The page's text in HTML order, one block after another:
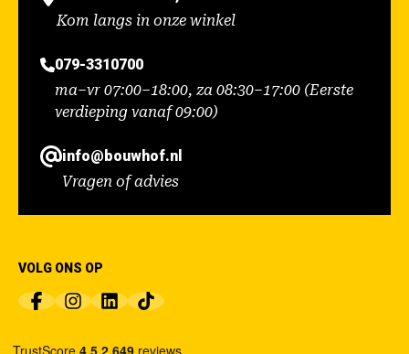
Kom langs in onze winkel
079-3310700
ma–vr 07:00–18:00, za 08:30–17:00 (Eerste
verdieping vanaf 09:00)
info@bouwhof.nl
Vragen of advies
VOLG ONS OP